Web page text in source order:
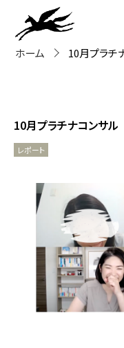
ホーム 10月プラ
10月プラチナコンサ
レポート